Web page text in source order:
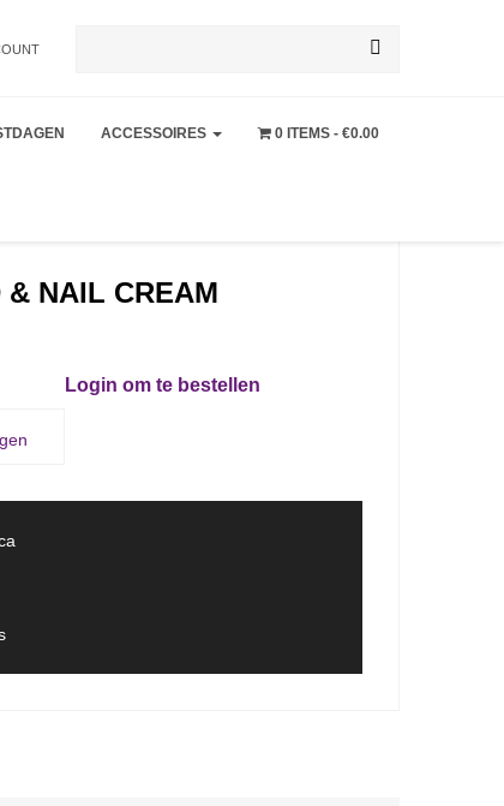
naar:ACCESSOIRES 0 ITEMS €0.00
NAIL CREAM
Login om te bestellen